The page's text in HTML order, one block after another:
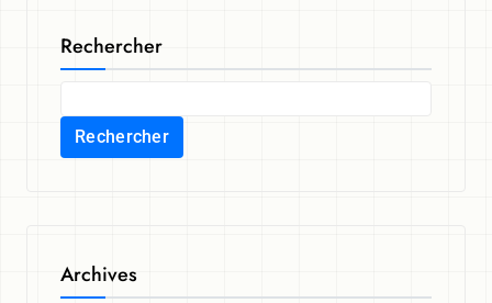
Rechercher
Rechercher
Archives